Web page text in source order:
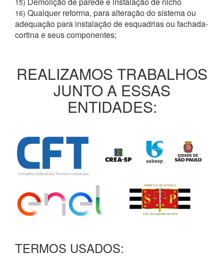
16) Qualquer reforma, para alteração do sistema ou
adequação para instalação de esquadrias ou fachada-
cortina e seus componentes;
REALIZAMOS TRABALHOS
JUNTO A ESSAS
ENTIDADES:
TERMOS USADOS: